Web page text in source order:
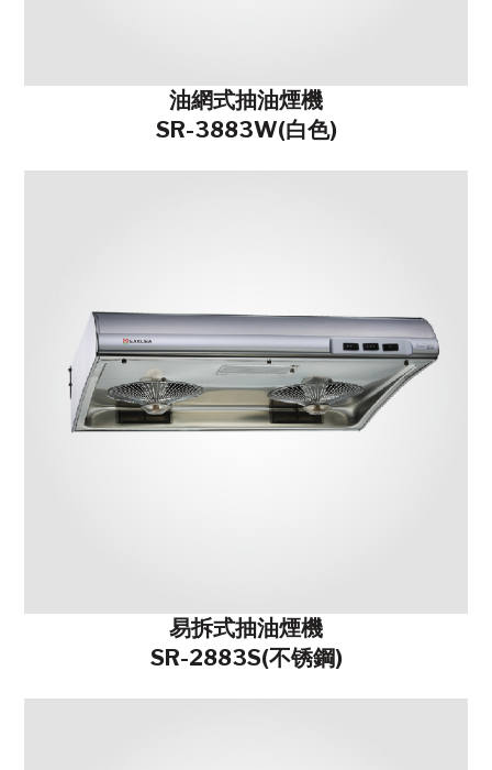
油網式抽油煙機
SR-3883W(白色)
易拆式抽油煙機
SR-2883S(不锈鋼)